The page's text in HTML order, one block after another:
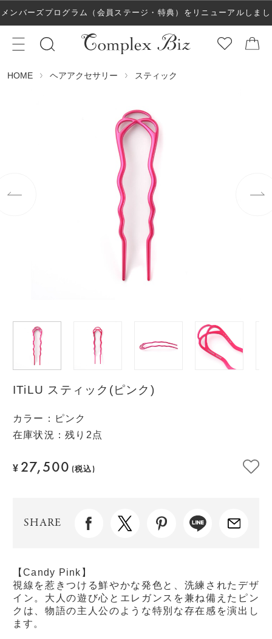
メンバーズプログラム（会員ステージ・特典）をリニューアルしまし
た！
HOME ヘアアクセサリー スティック
ITiLU スティック(ピンク)
カラー ：
ピンク
在庫状況：残り2点
¥ 27,500 (税込)
SHARE
【Candy Pink】
視線を惹きつける鮮やかな発色と、洗練されたデザ
イン。大人の遊び心とエレガンスを兼ね備えたピン
クは、物語の主人公のような特別な存在感を演出し
ます。